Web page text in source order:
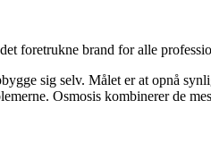
foretrukne brand for alle
sig selv. Målet er at opnå
Osmosis kombinerer de